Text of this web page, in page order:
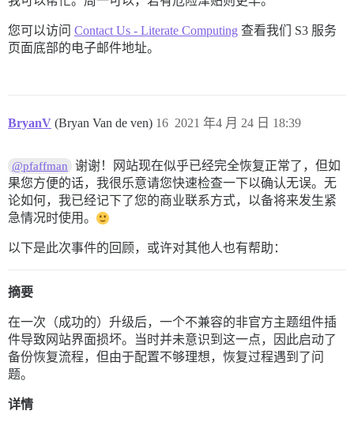
您可以访问 Contact Us - Literate Computing 查看我们 S3 服务
页面底部的电子邮件地址。
BryanV (Bryan Van de ven) 2021 年4 月 24 日 18:39
16
@pfaffman
谢谢！网站现在似乎已经完全恢复正常了，但如
果您方便的话，我很乐意请您快速检查一下以确认无误。无
论如何，我已经记下了您的商业联系方式，以备将来发生紧
急情况时使用。
以下是此次事件的回顾，或许对其他人也有帮助：
摘要
在一次（成功的）升级后，一个不兼容的非官方主题组件插
件导致网站界面损坏。当时并未意识到这一点，因此启动了
备份恢复流程，但由于配置不够理想，恢复过程遇到了问
题。
详情